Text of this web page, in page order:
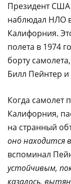
Президент США
наблюдал НЛО
Калифорния.
полета в 1974
борту
Билл Пейнтер
Когда самолет
Калифорния,
на странный
оно находится
вспоминал
устойчивым,
казалось,